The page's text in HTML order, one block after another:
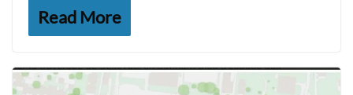
Read More